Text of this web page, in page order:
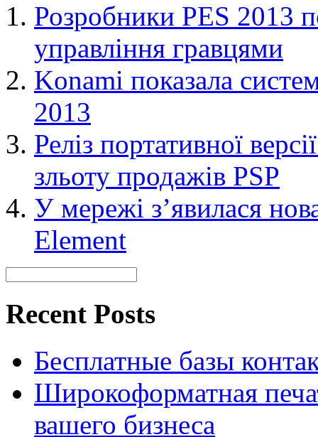
Розробники PES 2013
управління гравцями
Konami показала
2013
Реліз портативної
зльоту продажів PSP
У мережі з’явилася
Element
Recent Posts
Бесплатные базы
Широкоформатная
вашего бизнеса